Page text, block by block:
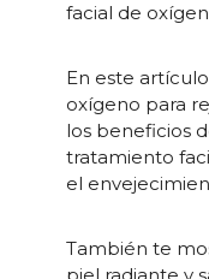
facial de
En este
oxígeno para
los beneficios
tratamiento
el
También te